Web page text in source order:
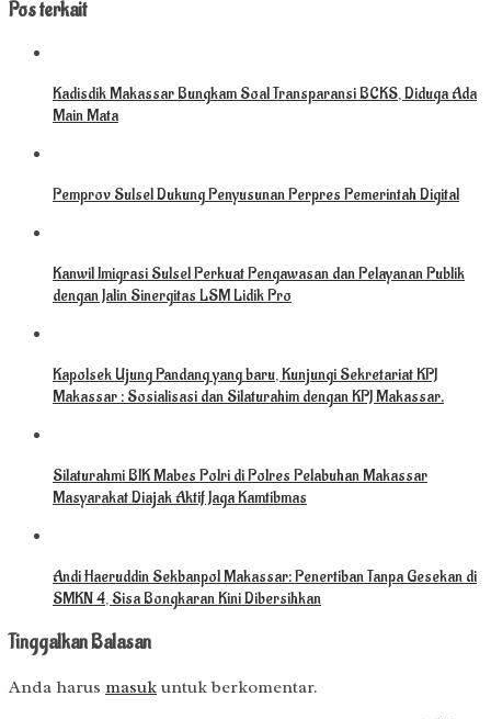
Pos terkait
Kadisdik Makassar Bungkam Soal Transparansi BCKS, Diduga Ada
Main Mata
Pemprov Sulsel Dukung Penyusunan Perpres Pemerintah Digital
Kanwil Imigrasi Sulsel Perkuat Pengawasan dan Pelayanan Publik
dengan Jalin Sinergitas LSM Lidik Pro
Kapolsek Ujung Pandang yang baru, Kunjungi Sekretariat KPJ
Makassar : Sosialisasi dan Silaturahim dengan KPJ Makassar.
Silaturahmi BIK Mabes Polri di Polres Pelabuhan Makassar
Masyarakat Diajak Aktif Jaga Kamtibmas
Andi Haeruddin Sekbanpol Makassar: Penertiban Tanpa Gesekan di
SMKN 4, Sisa Bongkaran Kini Dibersihkan
Tinggalkan Balasan
Anda harus masuk untuk berkomentar.